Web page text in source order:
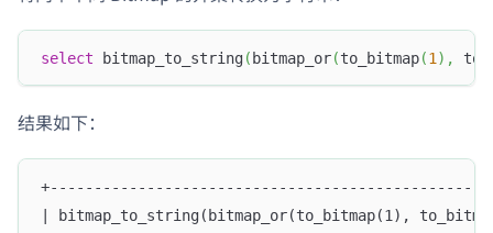
select bitmap_to_string(bitmap_or(to_bitmap(1 ) ,
结果如下：
| bitmap_to_string(bitmap_or(to_bitmap(1),